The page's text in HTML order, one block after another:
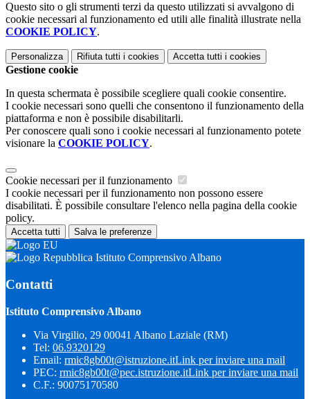
Questo sito o gli strumenti terzi da questo utilizzati si avvalgono di
cookie necessari al funzionamento ed utili alle finalità illustrate nella
COOKIE POLICY.
Personalizza Rifiuta tutti i cookies Accetta tutti i cookies
Gestione cookie
In questa schermata è possibile scegliere quali cookie consentire.
I cookie necessari sono quelli che consentono il funzionamento della
piattaforma e non è possibile disabilitarli.
Per conoscere quali sono i cookie necessari al funzionamento potete
visionare la COOKIE POLICY.
Cookie necessari per il funzionamento
I cookie necessari per il funzionamento non possono essere
disabilitati. È possibile consultare l'elenco nella pagina della cookie
policy.
Accetta tutti Salva le preferenze
Istituto Comprensivo Albano
Contatti
Istituto Comprensivo Albano
Via Virgilio, 29 00041 Albano Laziale (RM)
Tel: 06.9320129
Email: rmic8gb00t@istruzione.itLink per inviare una mail
PEC: rmic8gb00t@pec.istruzione.itLink per inviare una mail
C.F.: 90075170580